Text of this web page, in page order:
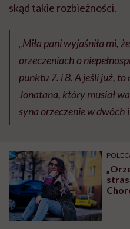
skąd takie rozbieżności.
„Miła pani wyjaśniła mi,
orzeczeniach o
punktu 7. i 8. A jeśli już, to
Jonatana, który musiał
syna orzeczenie w dwóch